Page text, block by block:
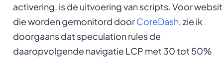
activering, is de uitvoering van scripts. Voor
die worden gemonitord doorCoreDash, zie ik
doorgaans dat speculation rules de
daaropvolgende navigatie LCP met 30 tot 50%